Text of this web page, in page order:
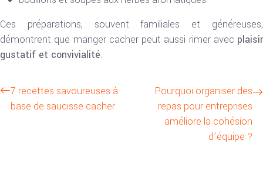
Ces préparations, souvent familiales et généreuses,
démontrent que manger cacher peut aussi rimer avec plaisir
gustatif et convivialité.
7 recettes savoureuses à
base de saucisse cacher
Pourquoi organiser des
repas pour entreprises
améliore la cohésion
d’équipe ?